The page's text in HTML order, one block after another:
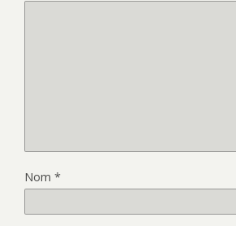
Nom *